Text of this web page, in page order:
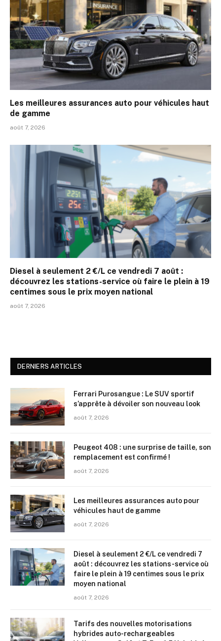
Les meilleures assurances auto pour véhicules haut
de gamme
août 7, 2026
Diesel à seulement 2 €/L ce vendredi 7 août :
découvrez les stations-service où faire le plein à 19
centimes sous le prix moyen national
août 7, 2026
DERNIERS ARTICLES
Ferrari Purosangue : Le SUV sportif
s’apprête à dévoiler son nouveau look
août 7, 2026
Peugeot 408 : une surprise de taille, son
remplacement est confirmé !
août 7, 2026
Les meilleures assurances auto pour
véhicules haut de gamme
août 7, 2026
Diesel à seulement 2 €/L ce vendredi 7
août : découvrez les stations-service où
faire le plein à 19 centimes sous le prix
moyen national
août 7, 2026
Tarifs des nouvelles motorisations
hybrides auto-rechargeables